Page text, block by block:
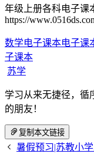
年级上册各科电子课
https://
数学电子课本电子课
子课本
苏学
学习从来无捷径，循
的朋友！
复制本文链接
暑假预习|苏教小